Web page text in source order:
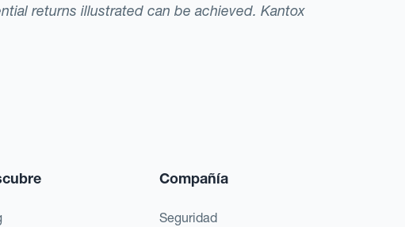
returns illustrated can be achieved. Kantox
Compañía
Seguridad